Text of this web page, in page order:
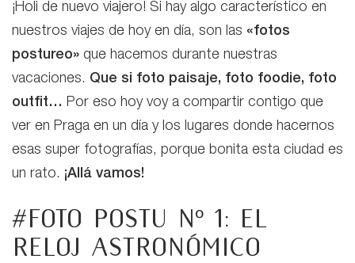
¡Holi de nuevo viajero! Si hay algo característico en
nuestros viajes de hoy en día, son las «fotos
postureo» que hacemos durante nuestras
vacaciones. Que si foto paisaje, foto foodie, foto
outfit… Por eso hoy voy a compartir contigo que
ver en Praga en un día y los lugares donde hacernos
esas super fotografías, porque bonita esta ciudad es
un rato. ¡Allá vamos!
#Foto postu nº 1: el
reloj astronómico